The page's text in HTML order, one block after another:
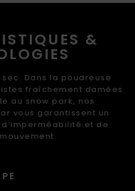
&
Dans la poudreuse
fraîchement damées
au snow park, nos
vous garantissent un
et de